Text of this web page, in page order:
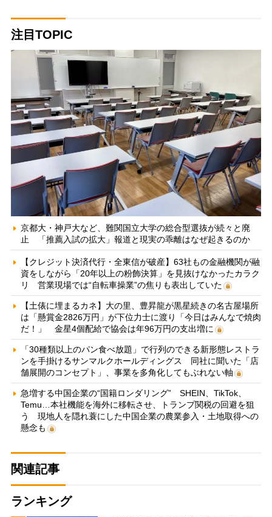
注目TOPIC
京都大・神戸大など、難関国立大学の総合型選抜が続々と廃
止 「推薦入試の拡大」報道と現実の乖離はなぜ起きるのか
【クレジット決済代行・全東信が破産】63社もの金融機関が融
資をしながら「20年以上の粉飾決算」を見抜けなかったカラク
リ 営業現場では“自転車操業”の焦りも表出していた
【土俵に埋まるカネ】大の里、豊昇龍が黒星続きの名古屋場所
は「懸賞金2826万円」が下位力士に渡り「今日はみんなで焼肉
だ！」 金星4個配給で協会は年96万円の支出増に
「30種類以上のパン食べ放題」で行列のできる新形態レストラ
ンを手掛けるサンマルクホールディングス 同社に聞いた「店
舗展開のコンセプト」、事業を多角化してもぶれない軸
急増する中国企業の“国籍ロンダリング” SHEIN、TikTok、
Temu…本社機能を海外に移転させ、トランプ関税の回避を狙
う 現地人を隠れ蓑にした中国企業の農業参入・土地取得への
懸念も
関連記事
ランキング